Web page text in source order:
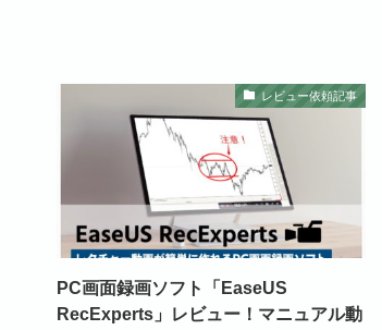
レビュー依頼記事
PC画面録画ソフト「EaseUS
RecExperts」レビュー！マニュアル動